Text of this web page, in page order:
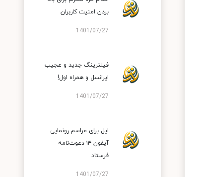
بردن امنیت کاربران
1401/07/27
فیلترینگ جدید و عجیب
ایرانسل و همراه اول!
1401/07/27
اپل برای مراسم رونمایی
آیفون ۱۴ دعوت‌نامه
فرستاد
1401/07/27